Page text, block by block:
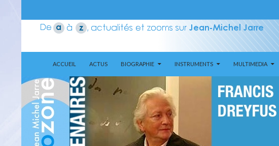
Aerozone JMJ
ACCUEIL
ACTUS BIOGRAPHIE INSTRUMENTS MULTIMEDIA